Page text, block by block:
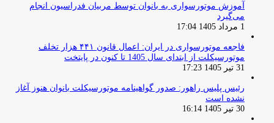
آموزش موتورسواری به بانوان توسط مربیان فدراسیون انجام
می‌گیرد
1 مرداد 1405 17:04
فاجعه موتورسواری در ایران: اعمال قانون ۴۴۱ هزار تخلف
موتورسیکلت از ابتدای سال 1405 تا کنون در پایتخت
31 تیر 1405 17:23
رئیس پلیس راهور: صدور گواهینامه موتورسیکلت بانوان هنوز آغاز
نشده است
30 تیر 1405 16:14